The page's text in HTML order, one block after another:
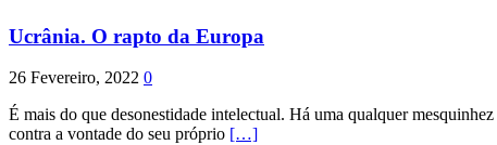
Ucrânia. O rapto da Europa
26 Fevereiro, 2022 0
É mais do que desonestidade intelectual. Há uma qualquer
contra a vontade do seu próprio […]